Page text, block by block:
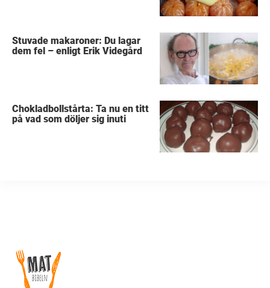
Stuvade makaroner: Du lagar
dem fel – enligt Erik Videgård
Chokladbollstårta: Ta nu en titt
på vad som döljer sig inuti